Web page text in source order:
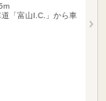
道「富山I.C.」から車